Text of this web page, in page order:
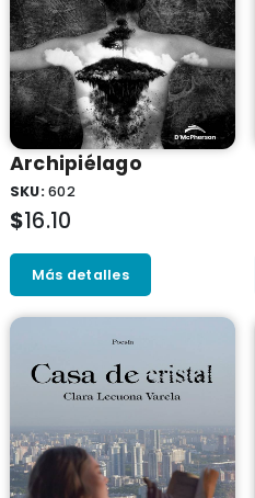
Archipiélago
SKU:602
$16.10
Más detalles